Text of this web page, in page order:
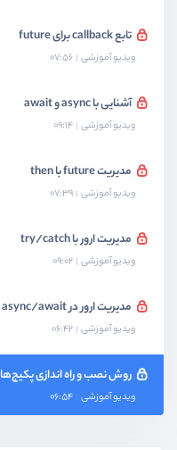
تابع callback برای future
ویدیو آموزشی 07:56
آشنایی با async و await
ویدیو آموزشی 09:14
مدیریت future با then
ویدیو آموزشی 07:39
مدیریت ارور با try/catch
ویدیو آموزشی 09:02
مدیریت ارور در async/await
ویدیو آموزشی 06:42
روش نصب و راه اندازی پکیج‌ها
ویدیو آموزشی 06:54